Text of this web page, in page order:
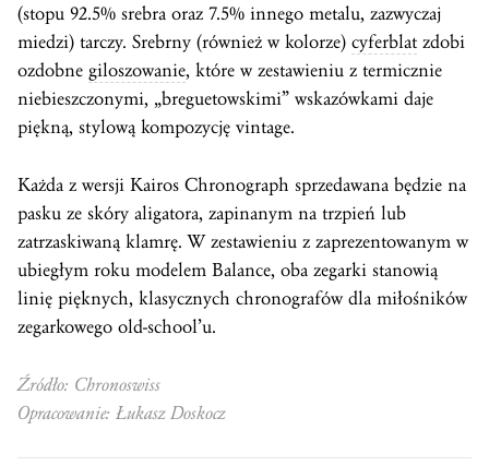
(stopu 92.5% srebra oraz 7.5% innego metalu, zazwyczaj
miedzi) tarczy. Srebrny (również w kolorze) cyferblatzdobi
ozdobne giloszowanie, które w zestawieniu z termicznie
niebieszczonymi, „breguetowskimi” wskazówkami daje
piękną, stylową kompozycję vintage.
Każda z wersji Kairos Chronograph sprzedawana będzie na
pasku ze skóry aligatora, zapinanym na trzpień lub
zatrzaskiwaną klamrę. W zestawieniu z zaprezentowanym w
ubiegłym roku modelem Balance, oba zegarki stanowią
linię pięknych, klasycznych chronografów dla miłośników
zegarkowego old-school’u.
Źródło: Chronoswiss
Opracowanie: Łukasz Doskocz